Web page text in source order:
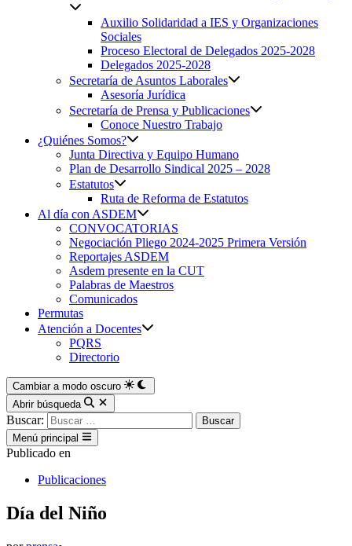
Auxilio Solidaridad a IES y Organizaciones
Sociales
Proceso Electoral de Delegados 2025-2028
Delegados 2025-2028
Secretaría de Asuntos Laborales
Asesoría Jurídica
Secretaría de Prensa y Publicaciones
Conoce Nuestro Trabajo
¿Quiénes Somos?
Junta Directiva y Equipo Humano
Plan de Desarrollo Sindical 2025 – 2028
Estatutos
Ruta de Reforma de Estatutos
Al día con ASDEM
CONVOCATORIAS
Negociación Pliego 2024-2025 Primera Versión
Reportajes ASDEM
Asdem presente en la CUT
Palabras de Maestros
Comunicados
Permutas
Atención a Docentes
PQRS
Directorio
Cambiar a modo oscuro
Abrir búsqueda
Buscar:
Menú principal
Publicado en
Publicaciones
Día del Niño